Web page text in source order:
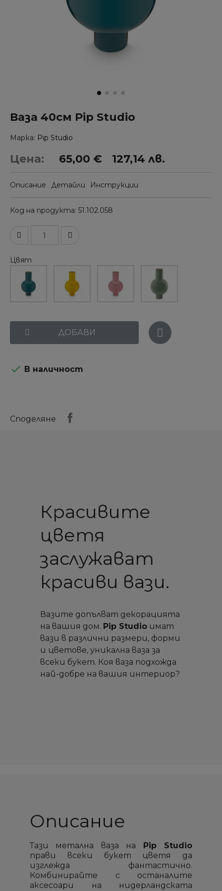
Ваза 40см Pip Studio
Марка Pip Studio
Цена: 65,00 € 127,14 лв.
Описание Детайли Инструкции
Код на продукта 51.102.058
Цвят
ДОБАВИ
 В наличност
Споделяне
Красивите
цветя
заслужават
красиви вази.
Вазите допълват декорацията
на вашия дом. Pip Studioимат
вази в различни размери, форми
и цветове, уникална ваза за
всеки букет. Коя ваза подхожда
най-добре на вашия интериор?
Описание
Тази метална ваза на Pip Studio
прави всеки букет цветя да
изглежда фантастично.
Комбинирайте с останалите
аксесоари на нидерландската